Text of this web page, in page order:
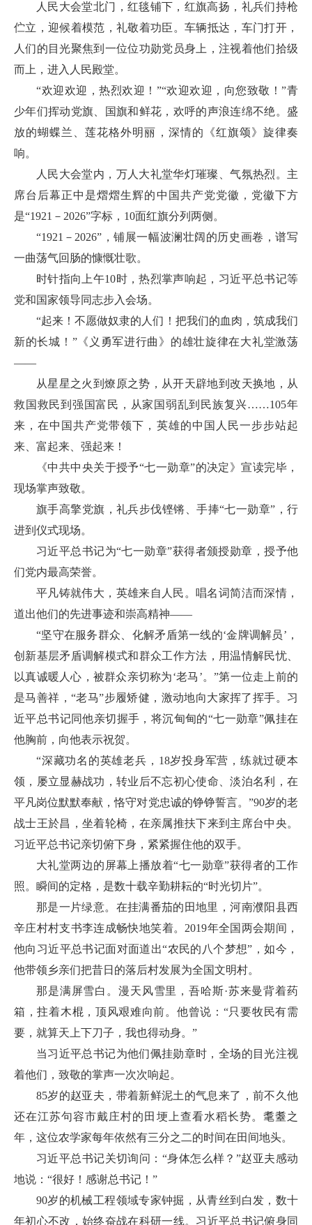
人民大会堂北门，红毯铺下，红旗高扬，礼兵们持枪
伫立，迎候着模范，礼敬着功臣。车辆抵达，车门打开，
人们的目光聚焦到一位位功勋党员身上，注视着他们拾级
而上，进入人民殿堂。
“欢迎欢迎，热烈欢迎！”“欢迎欢迎，向您致敬！”青
少年们挥动党旗、国旗和鲜花，欢呼的声浪连绵不绝。盛
放的蝴蝶兰、莲花格外明丽，深情的《红旗颂》旋律奏
响。
人民大会堂内，万人大礼堂华灯璀璨、气氛热烈。主
席台后幕正中是熠熠生辉的中国共产党党徽，党徽下方
是“1921－2026”字标，10面红旗分列两侧。
“1921－2026”，铺展一幅波澜壮阔的历史画卷，谱写
一曲荡气回肠的慷慨壮歌。
时针指向上午10时，热烈掌声响起，习近平总书记等
党和国家领导同志步入会场。
“起来！不愿做奴隶的人们！把我们的血肉，筑成我们
新的长城！”《义勇军进行曲》的雄壮旋律在大礼堂激荡
——
从星星之火到燎原之势，从开天辟地到改天换地，从
救国救民到强国富民，从家国弱乱到民族复兴……105年
来，在中国共产党带领下，英雄的中国人民一步步站起
来、富起来、强起来！
《中共中央关于授予“七一勋章”的决定》宣读完毕，
现场掌声致敬。
旗手高擎党旗，礼兵步伐铿锵、手捧“七一勋章”，行
进到仪式现场。
习近平总书记为“七一勋章”获得者颁授勋章，授予他
们党内最高荣誉。
平凡铸就伟大，英雄来自人民。唱名词简洁而深情，
道出他们的先进事迹和崇高精神——
“坚守在服务群众、化解矛盾第一线的‘金牌调解员’，
创新基层矛盾调解模式和群众工作方法，用温情解民忧、
以真诚暖人心，被群众亲切称为‘老马’。”第一位走上前的
是马善祥，“老马”步履矫健，激动地向大家挥了挥手。习
近平总书记同他亲切握手，将沉甸甸的“七一勋章”佩挂在
他胸前，向他表示祝贺。
“深藏功名的英雄老兵，18岁投身军营，练就过硬本
领，屡立显赫战功，转业后不忘初心使命、淡泊名利，在
平凡岗位默默奉献，恪守对党忠诚的铮铮誓言。”90岁的老
战士王於昌，坐着轮椅，在亲属推扶下来到主席台中央。
习近平总书记亲切俯下身，紧紧握住他的双手。
大礼堂两边的屏幕上播放着“七一勋章”获得者的工作
照。瞬间的定格，是数十载辛勤耕耘的“时光切片”。
那是一片绿意。在挂满番茄的田地里，河南濮阳县西
辛庄村村支书李连成畅快地笑着。2019年全国两会期间，
他向习近平总书记面对面道出“农民的八个梦想”，如今，
他带领乡亲们把昔日的落后村发展为全国文明村。
那是满屏雪白。漫天风雪里，吾哈斯·苏来曼背着药
箱，拄着木棍，顶风艰难向前。他曾说：“只要牧民有需
要，就算天上下刀子，我也得动身。”
当习近平总书记为他们佩挂勋章时，全场的目光注视
着他们，致敬的掌声一次次响起。
85岁的赵亚夫，带着新鲜泥土的气息来了，前不久他
还在江苏句容市戴庄村的田埂上查看水稻长势。耄耋之
年，这位农学家每年依然有三分之二的时间在田间地头。
习近平总书记关切询问：“身体怎么样？”赵亚夫感动
地说：“很好！感谢总书记！”
90岁的机械工程领域专家钟掘，从青丝到白发，数十
年初心不改，始终奋战在科研一线。习近平总书记俯身同